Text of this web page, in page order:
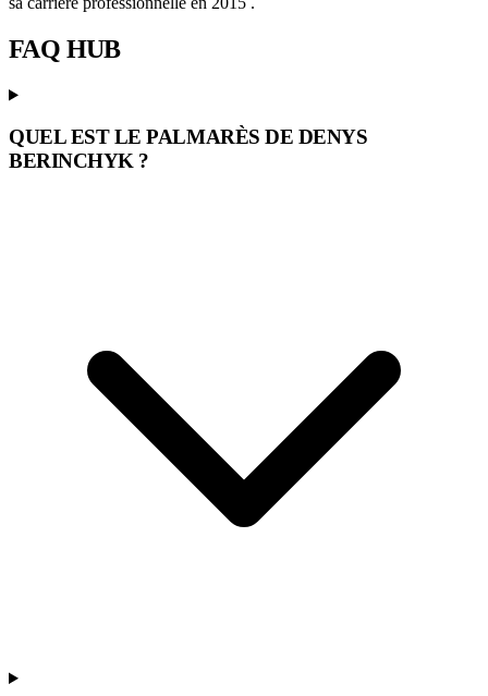
FAQ HUB
QUEL EST LE PALMARÈS DE DENYS
BERINCHYK ?